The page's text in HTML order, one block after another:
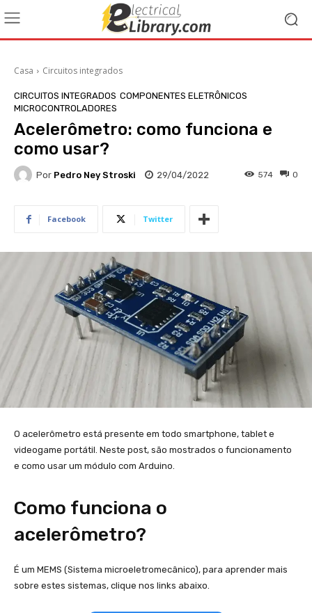
Casa Circuitos integrados
CIRCUITOS INTEGRADOS COMPONENTES ELETRÔNICOS
MICROCONTROLADORES
Acelerômetro: como funciona e
como usar?
Por Pedro Ney Stroski 29/04/2022 0
574
Facebook Twitter
O acelerômetro está presente em todo smartphone, tablet e
videogame portátil. Neste post, são mostrados o funcionamento
e como usar um módulo com Arduino.
Como funciona o
acelerômetro?
É um MEMS (Sistema microeletromecânico), para aprender mais
sobre estes sistemas, clique nos links abaixo.